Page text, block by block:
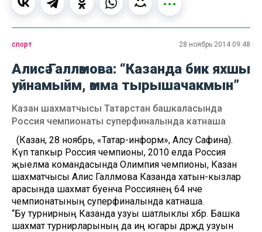
спорт 28 ноябрь 2014 09:48
Алисә Галләмова: “Казанда бик яхшы
уйнамыйм, әмма тырышачакмын”
Казан шахматчысы Татарстан башкаласында
Россия чемпионаты суперфиналында катнаша
(Казан, 28 ноябрь, «Татар-информ», Алсу Сафина).
Күп тапкыр Россия чемпионы, 2010 елда Россия
җыелма командасында Олимпия чемпионы, Казан
шахматчысы Алисә Галләмова Казанда хатын-кызлар
арасында шахмат буенча Россиянең 64 нче
чемпионатының суперфиналында катнаша.
“Бу турнирның Казанда узуы шатлыклы хәбәр. Башка
шахмат турнирларының да иң югары дәрәҗәдә узуын